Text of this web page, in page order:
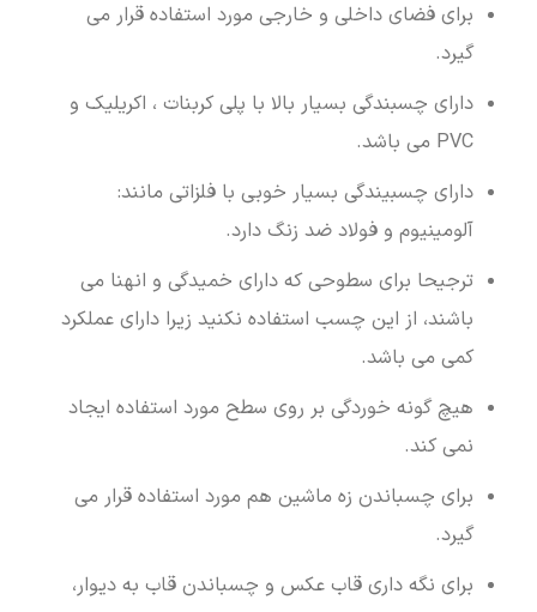
برای فضای داخلی و خارجی مورد استفاده قرار می
گیرد.
دارای چسبندگی بسیار بالا با پلی کربنات ، اکریلیک و
PVC می باشد.
دارای چسبیندگی بسیار خوبی با فلزاتی مانند:
آلومینیوم و فولاد ضد زنگ دارد.
ترجیحا برای سطوحی که دارای خمیدگی و انهنا می
باشند، از این چسب استفاده نکنید زیرا دارای عملکرد
کمی می باشد.
هیچ گونه خوردگی بر روی سطح مورد استفاده ایجاد
نمی کند.
برای چسباندن زه ماشین هم مورد استفاده قرار می
گیرد.
برای نگه داری قاب عکس و چسباندن قاب به دیوار،